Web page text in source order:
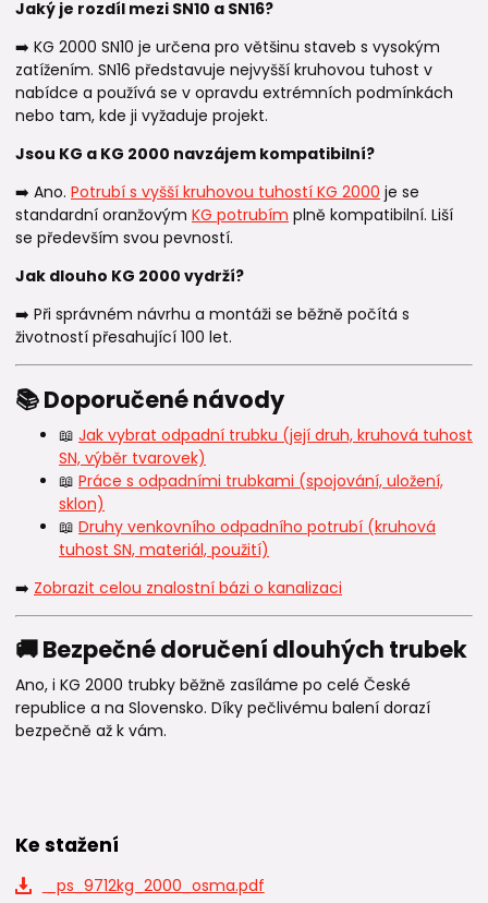
Jaký je rozdíl mezi SN10 a SN16?
➡️ KG 2000 SN10 je určena pro většinu staveb s vysokým
zatížením. SN16 představuje nejvyšší kruhovou tuhost v
nabídce a používá se v opravdu extrémních podmínkách
nebo tam, kde ji vyžaduje projekt.
Jsou KG a KG 2000 navzájem kompatibilní?
➡️ Ano. Potrubí s vyšší kruhovou tuhostí KG 2000 je se
standardní oranžovým KG potrubím plně kompatibilní. Liší
se především svou pevností.
Jak dlouho KG 2000 vydrží?
➡️ Při správném návrhu a montáži se běžně počítá s
životností přesahující 100 let.
📚 Doporučené návody
📖 Jak vybrat odpadní trubku (její druh, kruhová tuhost
SN, výběr tvarovek)
📖 Práce s odpadními trubkami (spojování, uložení,
sklon)
📖 Druhy venkovního odpadního potrubí (kruhová
tuhost SN, materiál, použití)
➡️ Zobrazit celou znalostní bázi o kanalizaci
🚚 Bezpečné doručení dlouhých trubek
Ano, i KG 2000 trubky běžně zasíláme po celé České
republice a na Slovensko. Díky pečlivému balení dorazí
bezpečně až k vám.
Ke stažení
_ps_9712kg_2000_osma.pdf